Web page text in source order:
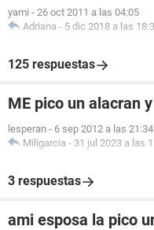
yami - 26 oct 2011 a las 04:05
Adriana - 5 dic 2018 a las
125 respuestas
ME pico un alacran
lesperan - 6 sep 2012 a las 21:34
Miligarcia - 31 jul 2023 a las
3 respuestas
ami esposa la pico